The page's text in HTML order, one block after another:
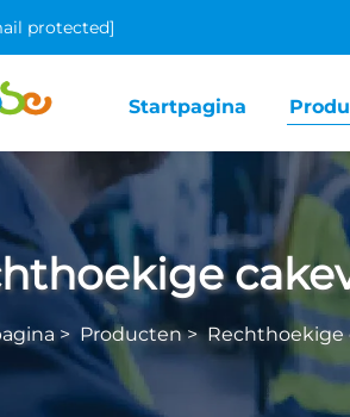
protected]
Startpagina
> Producten> Rechthoekige